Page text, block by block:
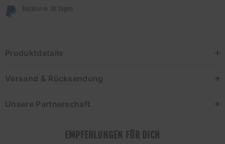
Produktdetails
Versand & Rücksendung
Unsere Partnerschaft
EMPFEHLUNGEN FÜR DICH